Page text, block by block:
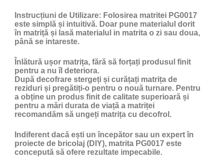
Instrucțiuni de Utilizare: Folosirea matritei PG0017
este simplă și intuitivă. Doar pune materialul dorit
în matriță și lasă materialul in matrita o zi sau doua,
până se intareste.
Înlătură ușor matrița, fără să forțați produsul finit
pentru a nu îl deteriora.
După decofrare stergeți și curățați matrița de
reziduri și pregătiți-o pentru o nouă turnare. Pentru
a obține un produs finit de calitate superioară și
pentru a mări durata de viață a matriței
recomandăm să ungeți matrița cu decofrol .
Indiferent dacă ești un începător sau un expert în
proiecte de bricolaj (DIY), matrita PG0017 este
concepută să ofere rezultate impecabile.